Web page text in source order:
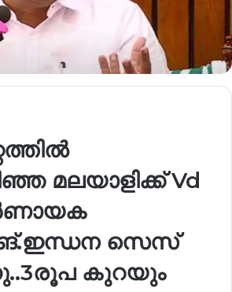
മലയാളിക്ക് Vd
സെസ്
കുറയും